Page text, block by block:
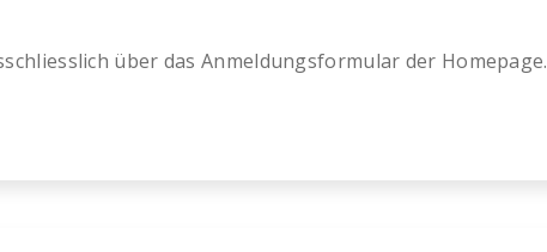
über das Anmeldungsformular der Homepage.